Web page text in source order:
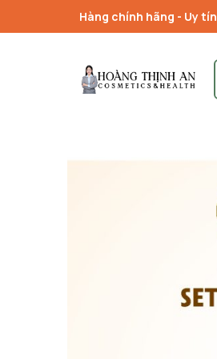
Hàng chính hãng - Uy tín